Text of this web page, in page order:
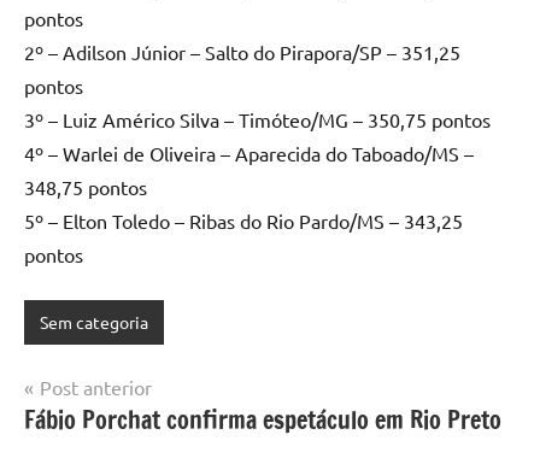
pontos
2º – Adilson Júnior – Salto do Pirapora/SP – 351,25
pontos
3º – Luiz Américo Silva – Timóteo/MG – 350,75 pontos
4º – Warlei de Oliveira – Aparecida do Taboado/MS –
348,75 pontos
5º – Elton Toledo – Ribas do Rio Pardo/MS – 343,25
pontos
Sem categoria
Navegação
de
Post anterior
Fábio Porchat confirma espetáculo em Rio Preto